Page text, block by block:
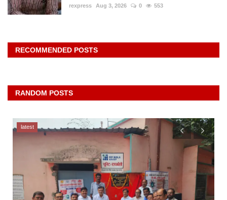
rexpress Aug 3, 2026 0 553
RECOMMENDED POSTS
RANDOM POSTS
latest